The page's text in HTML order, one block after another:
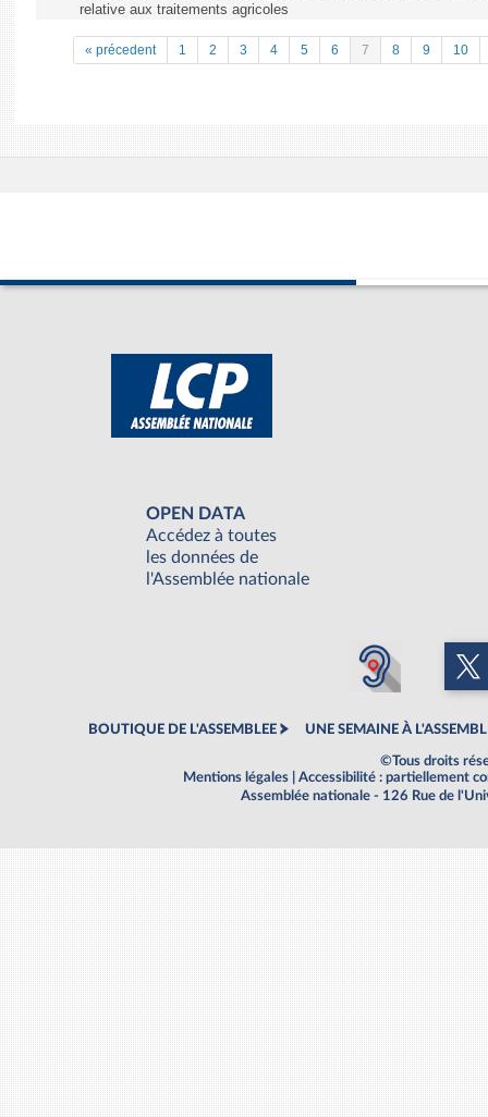
relative aux traitements agricoles
« précedent 1 2 3 4 5 6 7 8 9 10
OPEN DATA
Accédez à toutes
les données de
l'Assemblée nationale
BOUTIQUE DE L'ASSEMBLEE UNE SEMAINE À
©Tous droits
Mentions légales
Accessibilité : partiellement
Assemblée nationale - 126 Rue de